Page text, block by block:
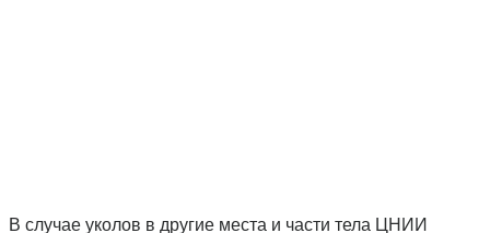
В случае уколов в другие места и части тела ЦНИИ